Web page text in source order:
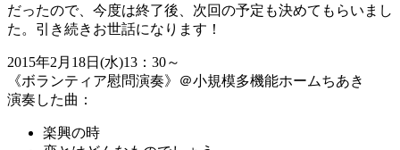
だったので、今度は終了後、次回の予定も決めてもらいまし
た。引き続きお世話になります！
2015年2月18日(水)13：30～
《ボランティア慰問演奏》＠小規模多機能ホームちあき
演奏した曲：
楽興の時